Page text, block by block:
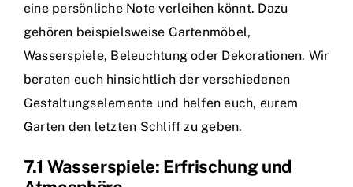
eine persönliche Note verleihen könnt. Dazu
gehören beispielsweise Gartenmöbel,
Wasserspiele, Beleuchtung oder Dekorationen. Wir
beraten euch hinsichtlich der verschiedenen
Gestaltungselemente und helfen euch, eurem
Garten den letzten Schliff zu geben.
7.1 Wasserspiele: Erfrischung und